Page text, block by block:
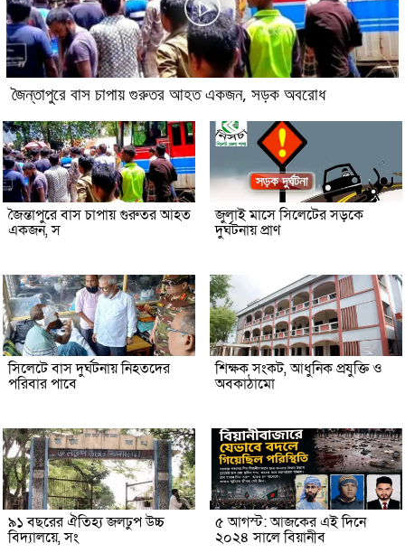
জৈন্তাপুরে বাস চাপায় গুরুতর আহত একজন, সড়ক অবরোধ
জৈন্তাপুরে বাস চাপায় গুরুতর আহত
একজন, স
জুলাই মাসে সিলেটের সড়কে
দুর্ঘটনায় প্রাণ
সিলেটে বাস দুর্ঘটনায় নিহতদের
পরিবার পাবে
শিক্ষক সংকট, আধুনিক প্রযুক্তি ও
অবকাঠামো
৯১ বছরের ঐতিহ্য জলঢুপ উচ্চ
বিদ্যালয়ে, সং
৫ আগস্ট: আজকের এই দিনে
২০২৪ সালে বিয়ানীব